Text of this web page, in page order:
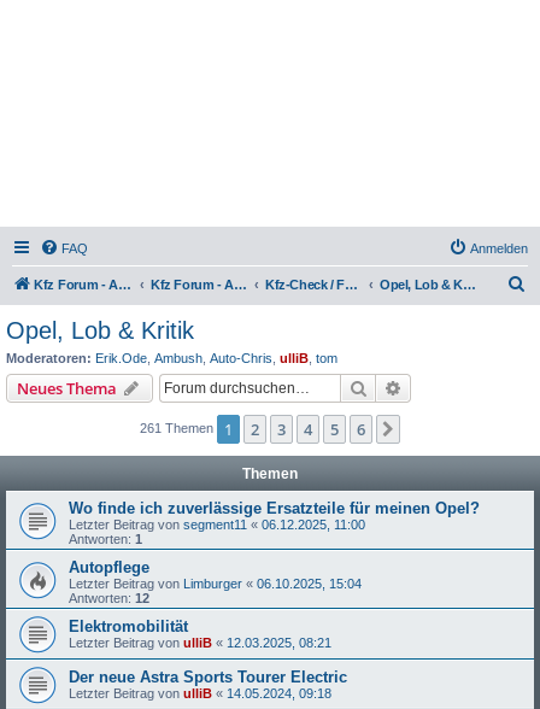
FAQ Anmelden
Kfz Forum - Auto, Motorrad und LKW Kfz Forum - Auto, Motorrad und LKW Kfz-Check / Fahrzeugbewertung / Lob & Tadel / Berichte & Erfahrungen Opel, Lob & Kritik
Opel, Lob & Kritik
Moderatoren: Erik.Ode Ambush Auto-Chris ulliB tom
Neues Thema Suche
261 Themen 1 2 3 4 5 6
Themen
Wo finde ich zuverlässige Ersatzteile für meinen Opel?
Letzter Beitrag von segment11 « 06.12.2025, 11:00
Antworten: 1
Autopflege
Letzter Beitrag von Limburger « 06.10.2025, 15:04
Antworten: 12
Elektromobilität
Letzter Beitrag von ulliB « 12.03.2025, 08:21
Der neue Astra Sports Tourer Electric
Letzter Beitrag von ulliB « 14.05.2024, 09:18